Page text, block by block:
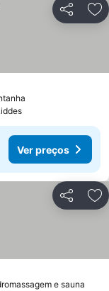
Partilhar
Ver preços
Partilhar
e sauna